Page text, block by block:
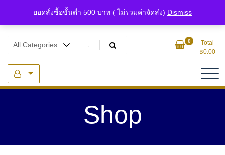
ยอดสั่งซื้อขั้นต่ำ 500 บาท ( ไม่รวมค่าจัดส่ง) Dismiss
content
ของจิ๋ว.com
แหล่งรวมเซรามิกจิ๋วและของจิ๋วจากดินไทย
0
Total
฿0.00
Shop